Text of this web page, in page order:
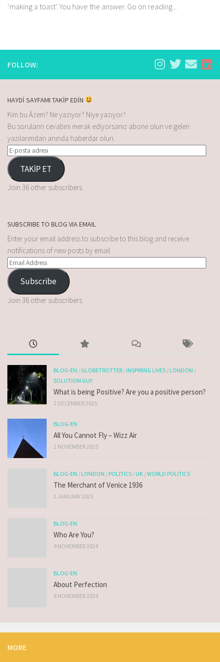
‘making a toast’. You have the answer. Go on reading...
FOLLOW:
HAYDİ SAYFAMI TAKİP EDİN
Kim bu Âzem? Ne yazıyor? Niye yazıyor?
Bu soruların cevabını merak ediyorsanız abone olun ve gelen
yazılarımdan anında haberdar olun.
TAKİP ET
Join 36 other subscribers.
SUBSCRIBE TO BLOG VIA EMAIL
Enter your email address to subscribe to this blog and receive
notifications of new posts by email.
Subscribe
Join 36 other subscribers.
BLOG-EN / GLOBETROTTER /INSPIRING LIVES /LONDON /
SOLUTION GUY
What is being Positive? Are you a positive person?
2 DECEMBER 2025
BLOG-EN
All You Cannot Fly – Wizz Air
1 NOVEMBER 2025
BLOG-EN /LONDON /POLITICS /UK /WORLD POLITICS
The Merchant of Venice 1936
2 JANUARY 2025
BLOG-EN
Who Are You?
9 NOVEMBER 2024
BLOG-EN
About Perfection
8 NOVEMBER 2024
MORE